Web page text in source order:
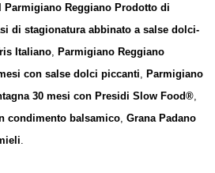
Parmigiano Reggiano Prodotto di
di stagionatura abbinato a salse dolci-
Italiano Parmigiano Reggiano
con salse dolci piccanti Parmigiano
30 mesi con Presidi Slow Food®
condimento balsamico Grana Padano